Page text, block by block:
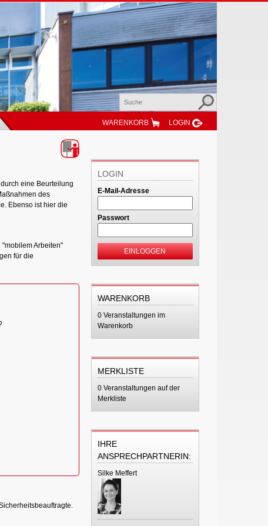
WARENKORB LOGIN
eine Beurteilung
des
Ebenso ist hier die
Arbeiten"
für die
LOGIN
E-Mail-Adresse
Passwort
EINLOGGEN
WARENKORB
0 Veranstaltungen im
Warenkorb
MERKLISTE
0 Veranstaltungen auf der
Merkliste
IHRE
ANSPRECHPARTNERIN:
Silke Meffert